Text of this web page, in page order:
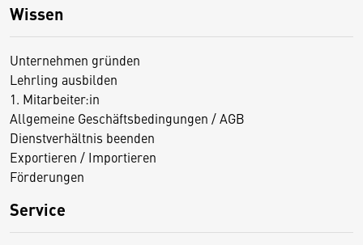
Wissen
Unternehmen gründen
Lehrling ausbilden
1. Mitarbeiter:in
Allgemeine Geschäftsbedingungen / AGB
Dienstverhältnis beenden
Exportieren / Importieren
Förderungen
Service